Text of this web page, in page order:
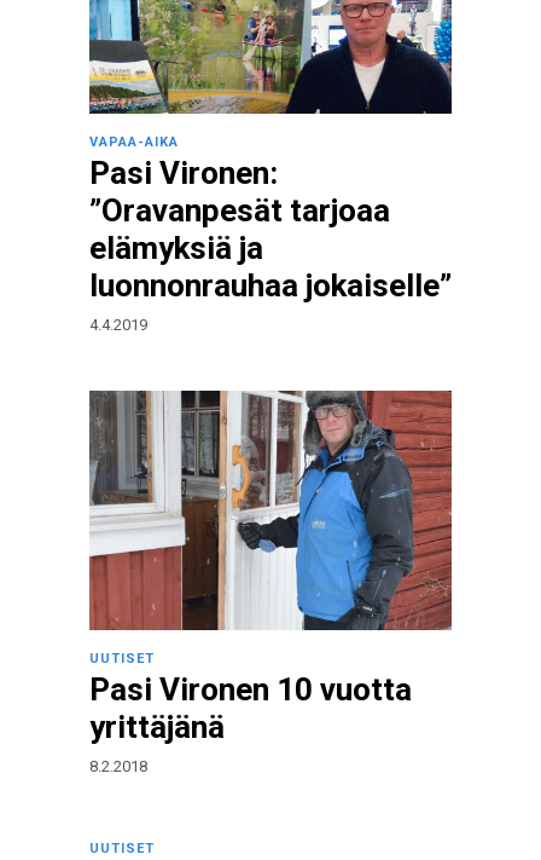
VAPAA-AIKA
Pasi Vironen:
”Oravanpesät tarjoaa
elämyksiä ja
luonnonrauhaa jokaiselle”
4.4.2019
UUTISET
Pasi Vironen 10 vuotta
yrittäjänä
8.2.2018
UUTISET